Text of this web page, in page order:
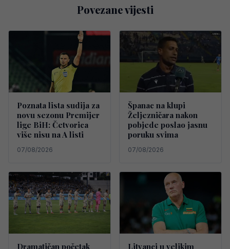
Povezane vijesti
Poznata lista sudija za
novu sezonu Premijer
lige BiH: Četvorica
više nisu na A listi
07/08/2026
Španac na klupi
Željezničara nakon
pobjede poslao jasnu
poruku svima
07/08/2026
Dramatičan početak Litvanci u velikim